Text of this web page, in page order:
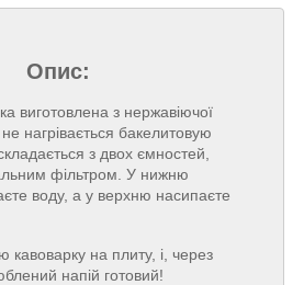
Опис:
виготовлена з нержавіючої
нагрівається бакелитовую
з двох ємностей,
фільтром. У нижню
воду, а у верхню насипаєте
кавоварку на плиту, і, через
напій готовий!